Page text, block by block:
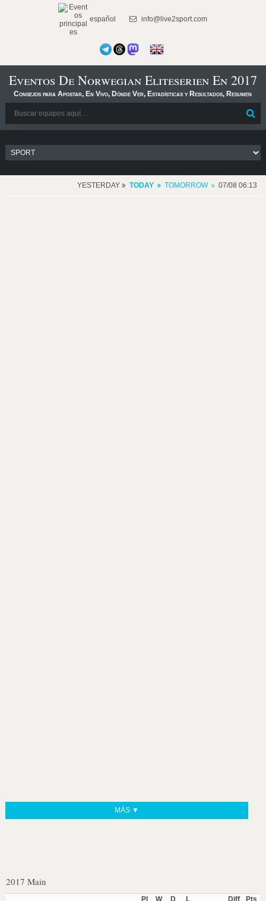
español info@live2sport.com
Eventos De Norwegian Eliteserien En 2017
Consejos para Apostar, En Vivo, Dónde Ver, Estadísticas y Resultados, Resumen
YESTERDAY TODAY TOMORROW 07/08 06:13
MÁS ▼
2017 Main
Pl W D L Diff
Pts